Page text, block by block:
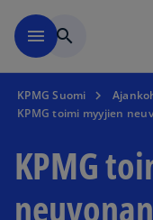
menu search
KPMG Suomi
KPMG toimi myyjien
KPMG